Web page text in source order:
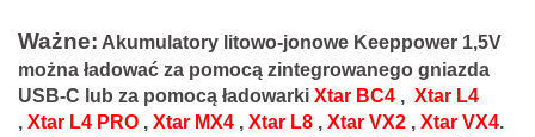
Ważne: Akumulatory litowo-jonowe Keeppower 1,5V
można ładować za pomocą zintegrowanego gniazda
USB-C lub za pomocą ładowarki Xtar BC4 , Xtar L4
, Xtar L4 PRO , Xtar MX4 , Xtar L8 , Xtar VX2 , Xtar VX4.